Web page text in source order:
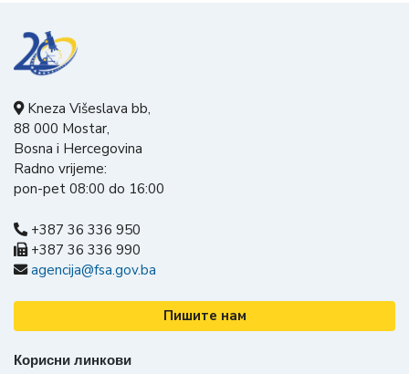
Kneza Višeslava bb,
88 000 Mostar,
Bosna i Hercegovina
Radno vrijeme:
pon-pet 08:00 do 16:00
+387 36 336 950
+387 36 336 990
agencija@fsa.gov.ba
Пишите нам
Корисни линкови